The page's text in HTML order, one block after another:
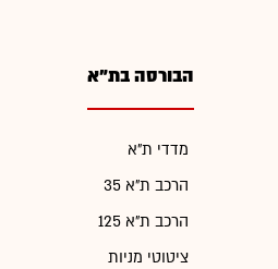
הבורסה בת"א
מדדי ת"א
הרכב ת"א 35
הרכב ת"א 125
ציטוטי מניות